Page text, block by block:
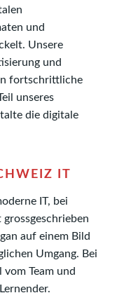
und
Unsere
und
fortschrittliche
unseres
die digitale
IT
IT, bei
auf einem Bild
Umgang. Bei
vom Team und